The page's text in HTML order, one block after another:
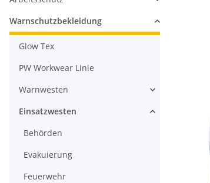
Warnschutzbekleidung
Glow Tex
PW Workwear Linie
Warnwesten
Einsatzwesten
Behörden
Evakuierung
Feuerwehr